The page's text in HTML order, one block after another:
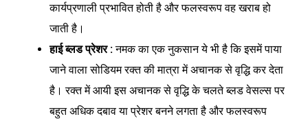
कार्यप्रणाली प्रभावित होती है और फलस्वरूप वह खराब हो
जाती है।
हाई ब्लड प्रेशर :नमक का एक नुकसान ये भी है कि इसमें पाया
जाने वाला सोडियम रक्त की मात्रा में अचानक से वृद्धि कर देता
है। रक्त में आयी इस अचानक से वृद्धि के चलते ब्लड वेसल्स पर
बहुत अधिक दबाव या प्रेशर बनने लगता है और फलस्वरूप